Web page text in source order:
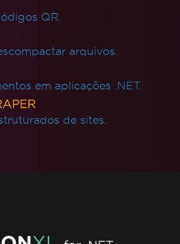
QR.
arquivos.
em aplicações .NET.
de sites.